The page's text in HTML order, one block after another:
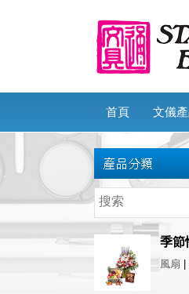
首頁 文儀
季節
風扇